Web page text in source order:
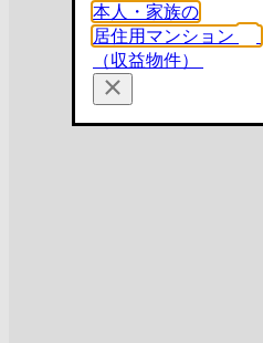
本人・家族の
居住用マンション
（収益物件）